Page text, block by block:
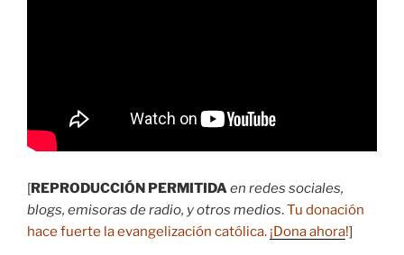
[REPRODUCCIÓN PERMITIDAen redes sociales,
blogs, emisoras de radio, y otros medios.Tu donación
hace fuerte la evangelización católica. ¡Dona ahora!]